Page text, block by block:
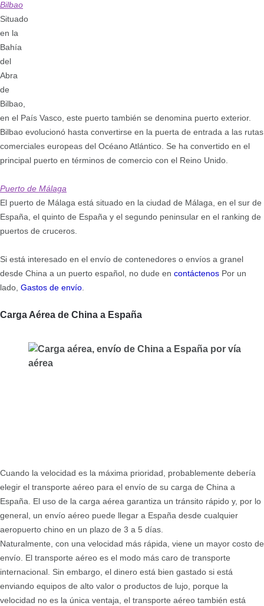
Bilbao
Situado
en la
Bahía
del
Abra
de
Bilbao,
en el País Vasco, este puerto también se denomina puerto exterior.
Bilbao evolucionó hasta convertirse en la puerta de entrada a las rutas
comerciales europeas del Océano Atlántico. Se ha convertido en el
principal puerto en términos de comercio con el Reino Unido.
Puerto de Málaga
El puerto de Málaga está situado en la ciudad de Málaga, en el sur de
España, el quinto de España y el segundo peninsular en el ranking de
puertos de cruceros.
Si está interesado en el envío de contenedores o envíos a granel
desde China a un puerto español, no dude en contáctenos Por un
lado, Gastos de envío
Carga Aérea de China a España
Cuando la velocidad es la máxima prioridad, probablemente debería
elegir el transporte aéreo para el envío de su carga de China a
España. El uso de la carga aérea garantiza un tránsito rápido y, por lo
general, un envío aéreo puede llegar a España desde cualquier
aeropuerto chino en un plazo de 3 a 5 días.
Naturalmente, con una velocidad más rápida, viene un mayor costo de
envío. El transporte aéreo es el modo más caro de transporte
internacional. Sin embargo, el dinero está bien gastado si está
enviando equipos de alto valor o productos de lujo, porque la
velocidad no es la única ventaja, el transporte aéreo también está